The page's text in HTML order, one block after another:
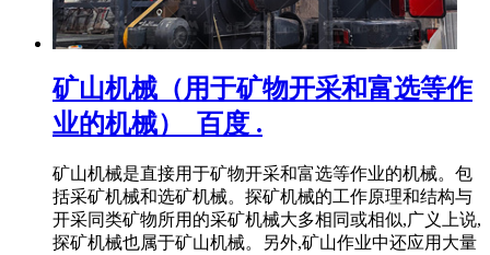
矿山机械（用于矿物开采和富选等作
业的机械）_百度 .
矿山机械是直接用于矿物开采和富选等作业的机械。包
括采矿机械和选矿机械。探矿机械的工作原理和结构与
开采同类矿物所用的采矿机械大多相同或相似,广义上说,
探矿机械也属于矿山机械。另外,矿山作业中还应用大量